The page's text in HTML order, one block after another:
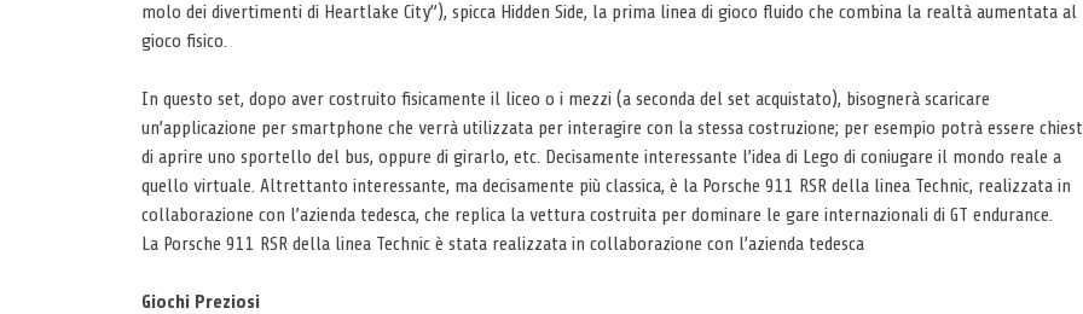
molo dei divertimenti di Heartlake City”), spicca Hidden Side, la prima linea di gioco fluido che combina la realtà aumentata al
gioco fisico.
In questo set, dopo aver costruito fisicamente il liceo o i mezzi (a seconda del set acquistato), bisognerà scaricare
un’applicazione per smartphone che verrà utilizzata per interagire con la stessa costruzione; per esempio potrà essere
di aprire uno sportello del bus, oppure di girarlo, etc. Decisamente interessante l’idea di Lego di coniugare il mondo reale a
quello virtuale. Altrettanto interessante, ma decisamente più classica, è la Porsche 911 RSR della linea Technic, realizzata in
collaborazione con l’azienda tedesca, che replica la vettura costruita per dominare le gare internazionali di GT endurance.
La Porsche 911 RSR della linea Technic è stata realizzata in collaborazione con l’azienda tedesca
Giochi Preziosi